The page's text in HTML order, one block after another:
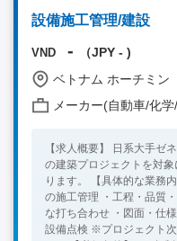
設備施工管理/建設
VND -
（JPY - )
ベトナム ホーチミン
メーカー(自動車/化
【求人概要】 日系大手ゼ
の建築プロジェクトを対
ります。 【具体的な業務内容】 ・空調・給排水・電気設備工事
の施工管理 ・工程・品質
な打ち合わせ ・図面・仕
設備点検 ※プロジェクト